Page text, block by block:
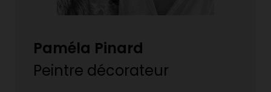
Paméla Pinard
Peintre décorateur